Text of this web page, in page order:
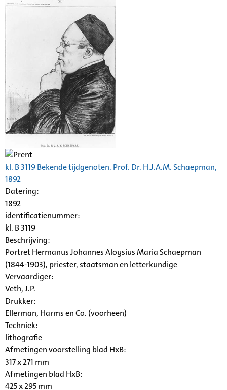
kl. B 3119 Bekende tijdgenoten. Prof. Dr. H.J.A.M. Schaepman,
1892
Datering:
1892
identificatienummer:
kl. B 3119
Beschrijving:
Portret Hermanus JohannesAloysiusMaria Schaepman
(1844-1903), priester, staatsman en letterkundige
Vervaardiger:
Veth, J.P.
Drukker:
Ellerman, Harms en Co. (voorheen)
Techniek:
lithografie
Afmetingen voorstelling blad HxB:
317 x 271 mm
Afmetingen blad HxB:
425 x 295 mm